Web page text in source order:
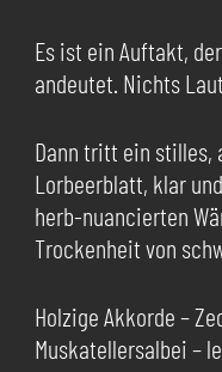
Es ist ein Auftakt,
andeutet. Nichts
Dann tritt ein stilles,
Lorbeerblatt, klar
herb-nuancierten
Trockenheit von
Holzige Akkorde –
Muskatellersalbei –